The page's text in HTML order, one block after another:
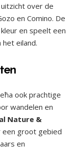
over de
en Comino. De
en speelt een
eiland.
ook prachtige
wandelen en
Nature &
groot gebied
en